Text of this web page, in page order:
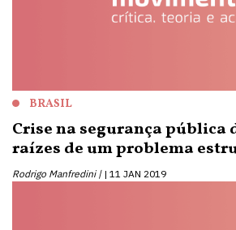
BRASIL
Crise na segurança pública
raízes de um problema
Rodrigo Manfredini | 11 JAN 2019